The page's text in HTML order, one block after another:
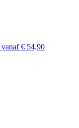
vanaf € 54,90